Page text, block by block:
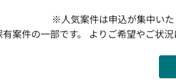
※人気案件は申込が集中いた
案件の一部です。 よりご希望やご状